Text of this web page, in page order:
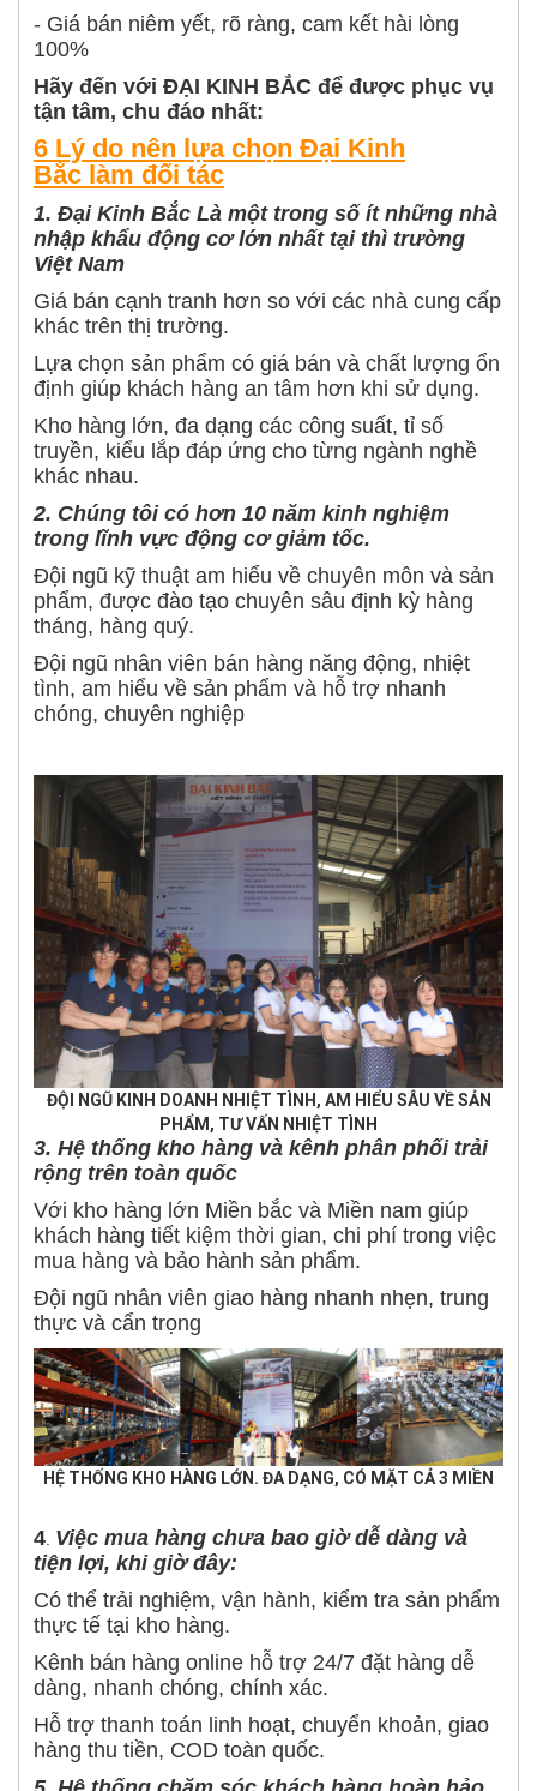
- Giá bán niêm yết, rõ ràng, cam kết hài lòng
100%
Hãy đến với ĐẠI KINH BẮC để được phục vụ
tận tâm, chu đáo nhất:
6 Lý do nên lựa chọn Đại Kinh
Bắc làm đối tác
1. Đại Kinh Bắc Là một trong số ít những nhà
nhập khẩu động cơ lớn nhất tại thì trường
Việt Nam
Giá bán cạnh tranh hơn so với các nhà cung cấp
khác trên thị trường.
Lựa chọn sản phẩm có giá bán và chất lượng ổn
định giúp khách hàng an tâm hơn khi sử dụng.
Kho hàng lớn, đa dạng các công suất, tỉ số
truyền, kiểu lắp đáp ứng cho từng ngành nghề
khác nhau.
2. Chúng tôi có hơn 10 năm kinh nghiệm
trong lĩnh vực động cơ giảm tốc.
Đội ngũ kỹ thuật am hiểu về chuyên môn và sản
phẩm, được đào tạo chuyên sâu định kỳ hàng
tháng, hàng quý.
Đội ngũ nhân viên bán hàng năng động, nhiệt
tình, am hiểu về sản phẩm và hỗ trợ nhanh
chóng, chuyên nghiệp
ĐỘI NGŨ KINH DOANH NHIỆT TÌNH, AM HIỂU SÂU VỀ SẢN
PHẨM, TƯ VẤN NHIỆT TÌNH
3. Hệ thống kho hàng và kênh phân phối trải
rộng trên toàn quốc
Với kho hàng lớn Miền bắc và Miền nam giúp
khách hàng tiết kiệm thời gian, chi phí trong việc
mua hàng và bảo hành sản phẩm.
Đội ngũ nhân viên giao hàng nhanh nhẹn, trung
thực và cẩn trọng
HỆ THỐNG KHO HÀNG LỚN. ĐA DẠNG, CÓ MẶT CẢ 3 MIỀN
4. Việc mua hàng chưa bao giờ dễ dàng và
tiện lợi, khi giờ đây:
Có thể trải nghiệm, vận hành, kiểm tra sản phẩm
thực tế tại kho hàng.
Kênh bán hàng online hỗ trợ 24/7 đặt hàng dễ
dàng, nhanh chóng, chính xác.
Hỗ trợ thanh toán linh hoạt, chuyển khoản, giao
hàng thu tiền, COD toàn quốc.